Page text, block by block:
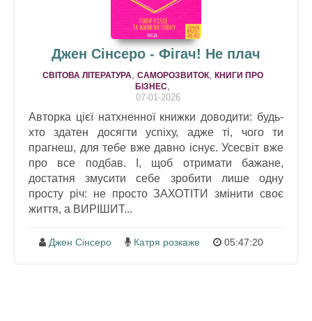
Джен Сінсеро - Фігач! Не плач
СВІТОВА ЛІТЕРАТУРА САМОРОЗВИТОК,
КНИГИ ПРО
БІЗНЕС
07-01-2026
Авторка цієї натхненної книжки доводити: будь-
хто здатен досягти успіху, адже ті, чого ти
прагнеш, для тебе вже давно існує. Усесвіт вже
про все подбав. І, щоб отримати бажане,
достатня змусити себе зробити лише одну
просту річ: не просто ЗАХОТІТИ змінити своє
життя, а ВИРІШИТ...
Джен Сінсеро Катря розкаже 05:47:20